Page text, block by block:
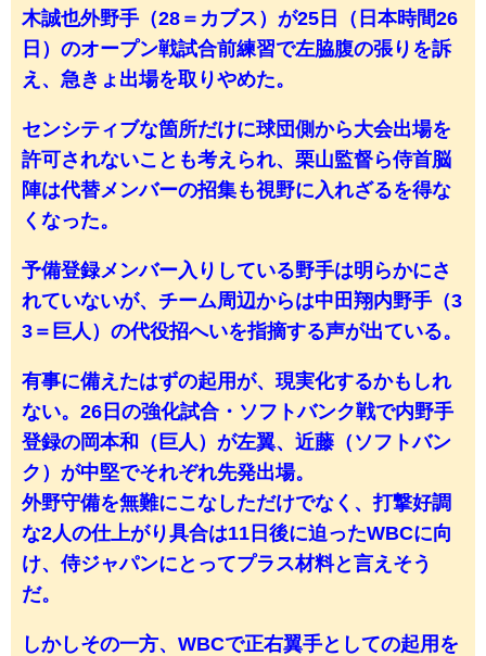
木誠也外野手（28＝カブス）が25日（日本時間26
日）のオープン戦試合前練習で左脇腹の張りを訴
え、急きょ出場を取りやめた。
センシティブな箇所だけに球団側から大会出場を
許可されないことも考えられ、栗山監督ら侍首脳
陣は代替メンバーの招集も視野に入れざるを得な
くなった。
予備登録メンバー入りしている野手は明らかにさ
れていないが、チーム周辺からは中田翔内野手（3
3＝巨人）の代役招へいを指摘する声が出ている。
有事に備えたはずの起用が、現実化するかもしれ
ない。26日の強化試合・ソフトバンク戦で内野手
登録の岡本和（巨人）が左翼、近藤（ソフトバン
ク）が中堅でそれぞれ先発出場。
外野守備を無難にこなしただけでなく、打撃好調
な2人の仕上がり具合は11日後に迫ったWBCに向
け、侍ジャパンにとってプラス材料と言えそう
だ。
しかしその一方、WBCで正右翼手としての起用を